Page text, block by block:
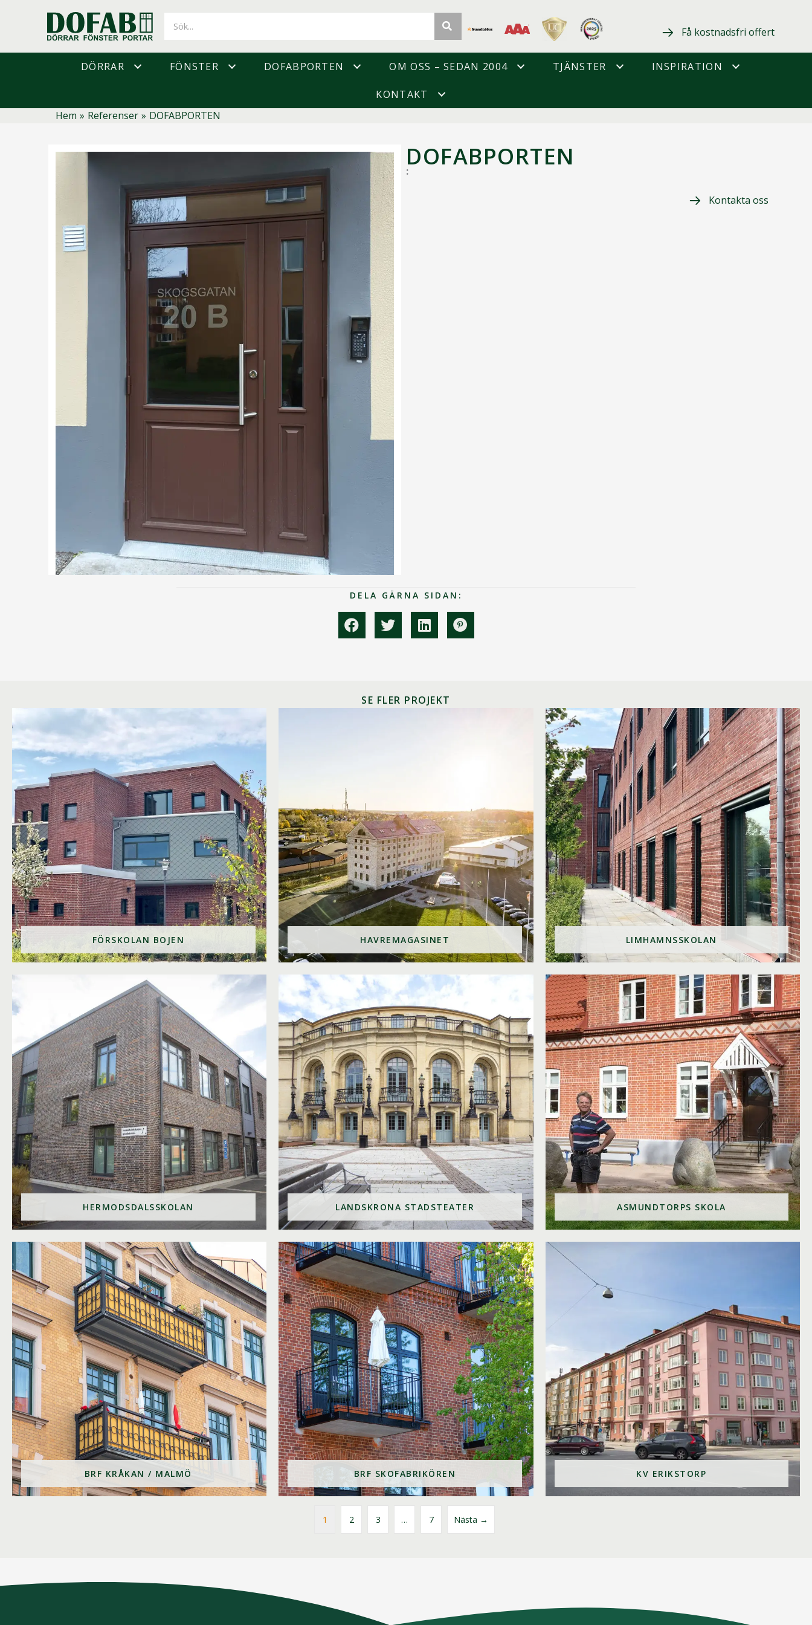
Få kostnadsfri offert
DÖRRAR FÖNSTER DOFABPORTEN OM OSS – SEDAN 2004 TJÄNSTER INSPIRATION
KONTAKT
Hem » Referenser » DOFABPORTEN
DOFABPORTEN
:
Kontakta oss
DELA GÄRNA SIDAN:
SE FLER PROJEKT
FÖRSKOLAN BOJEN HAVREMAGASINET LIMHAMNSSKOLAN
HERMODSDALSSKOLAN LANDSKRONA STADSTEATER ASMUNDTORPS SKOLA
BRF KRÅKAN / MALMÖ BRF SKOFABRIKÖREN KV ERIKSTORP
1 2 3 … 7 Nästa →